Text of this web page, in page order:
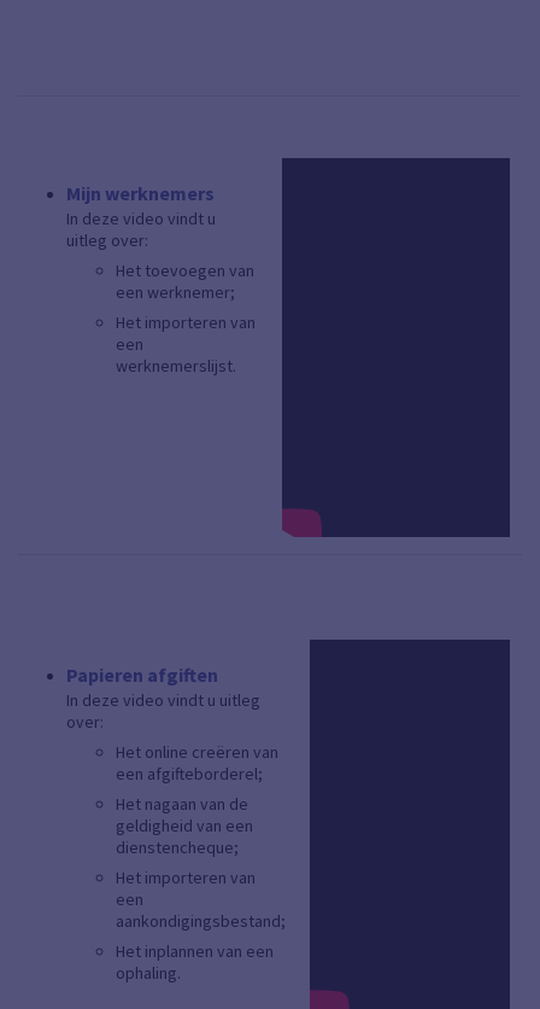
Mijn werknemers
In deze video vindt u
uitleg over:
Het toevoegen van
een werknemer;
Het importeren van
een
werknemerslijst.
Papieren afgiften
In deze video vindt u uitleg
over:
Het online creëren van
een afgifteborderel;
Het nagaan van de
geldigheid van een
dienstencheque;
Het importeren van
een
aankondigingsbestand;
Het inplannen van een
ophaling.